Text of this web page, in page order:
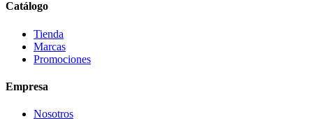
Catálogo
Tienda
Marcas
Promociones
Empresa
Nosotros